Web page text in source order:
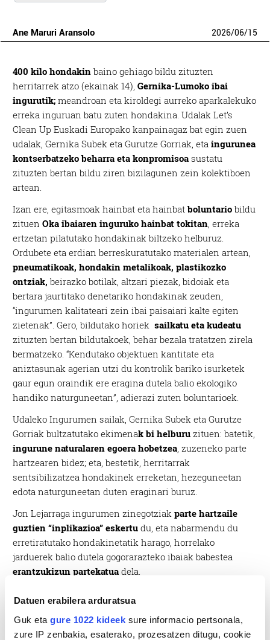
Datuen erabilera arduratsua
Guk eta gure 1022 kideek sure informacio pertsonala,
zure IP zenbakia, esaterako, prozesatzen ditugu, cookie
Ane Maruri Aransolo 2026/06/15
400 kilo hondakin baino gehiago bildu zituzten
herritarrek atzo (ekainak 14),Gernika-Lumoko ibai
ingurutik;meandroan eta kiroldegi aurreko aparkalekuko
erreka inguruan batu zuten hondakina. Udalak Let’s
Clean Up Euskadi Europako kanpainagaz bat egin zuen
udalak, Gernika Subek eta Gurutze Gorriak, etaingurunea
kontserbatzeko beharra eta konpromisoa sustatu
zituzten bertan bildu ziren bizilagunen zein kolektiboen
artean.
Izan ere, egitasmoak hainbat eta hainbatboluntario bildu
zituenOka ibaiaren inguruko hainbat tokitan , erreka
ertzetan pilatutako hondakinak biltzeko helburuz.
Ordubete eta erdian berreskuratutako materialen artean,
pneumatikoak, hondakin metalikoak, plastikozko
ontziak, beirazko botilak, altzari piezak, bidoiak eta
bertara jaurtitako denetariko hondakinak zeuden,
“ingurumen kalitateari zein ibai paisaiari kalte egiten
zietenak”. Gero, bildutako horiek sailkatu eta kudeatu
zituzten bertan bildutakoek, behar bezala tratatzen zirela
bermatzeko. “Kendutako objektuen kantitate eta
aniztasunak agerian utzi du kontrolik bariko isurketek
gaur egun oraindik ere eragina dutela balio ekologiko
handiko naturguneetan”, adierazi zuten boluntarioek.
Udaleko Ingurumen sailak, Gernika Subek eta Gurutze
Gorriak bultzatutako ekimenak bi helburu zituen: batetik,
ingurune naturalaren egoera hobetzea , zuzeneko parte
hartzearen bidez; eta, bestetik, herritarrak
sentsibilizatzea hondakinek erreketan, hezeguneetan
edota naturguneetan duten eraginari buruz.
Jon Lejarraga ingurumen zinegotziak parte hartzaile
guztien “inplikazioa” eskertu du, eta nabarmendu du
erretiratutako hondakinetatik harago, horrelako
jarduerek balio dutela gogorarazteko ibaiak babestea
erantzukizun partekatua dela.